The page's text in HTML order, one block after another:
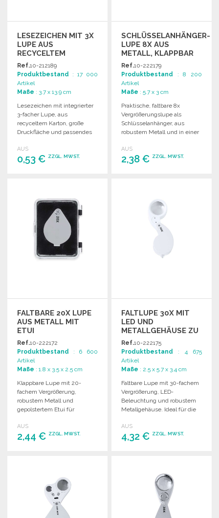
LESEZEICHEN MIT 3X
LUPE AUS
RECYCELTEM
KARTON
Ref.10-212189
Produktbestand : 17 000
Artikel
Maße : 3.7 x 13.9 cm
Lesezeichen mit integrierter
3-facher Lupe, aus
recyceltem Karton, große
Druckfläche und passendes
AUS
0,53 € ZZGL. MWST.
SCHLÜSSELANHÄNGER-
LUPE 8X AUS
METALL, KLAPPBAR
Ref.10-222179
Produktbestand : 8 200
Artikel
Maße : 5.7 x 3 cm
Praktische, faltbare 8x
Vergrößerungslupe als
Schlüsselanhänger, aus
robustem Metall und in einer
Kartonverpackung.
AUS
2,38 € ZZGL. MWST.
FALTBARE 20X LUPE
AUS METALL MIT
ETUI
Ref.10-222172
Produktbestand : 6 600
Artikel
Maße : 1.8 x 3.5 x 2.5 cm
Klappbare Lupe mit 20-
fachem Vergrößerung,
robustem Metall und
gepolstertem Etui für
Detailinspektion.
AUS
2,44 € ZZGL. MWST.
FALTLUPE 30X MIT
LED UND
METALLGEHÄUSE ZU
GROSSHANDELSPREISEN
Ref.10-222175
Produktbestand : 4 675
Artikel
Maße : 2.5 x 5.7 x 3.4 cm
Faltbare Lupe mit 30-fachem
Vergrößerung, LED-
Beleuchtung und robustem
Metallgehäuse. Ideal für die
Objekte.
AUS
4,32 € ZZGL. MWST.
Angebot anfordern